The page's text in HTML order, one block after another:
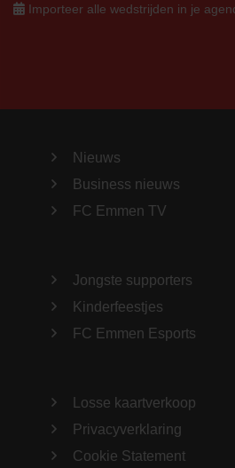
Importeer alle wedstrijden in je
Nieuws
Business nieuws
FC Emmen TV
Jongste supporters
Kinderfeestjes
FC Emmen Esports
Losse kaartverkoop
Privacyverklaring
Cookie Statement